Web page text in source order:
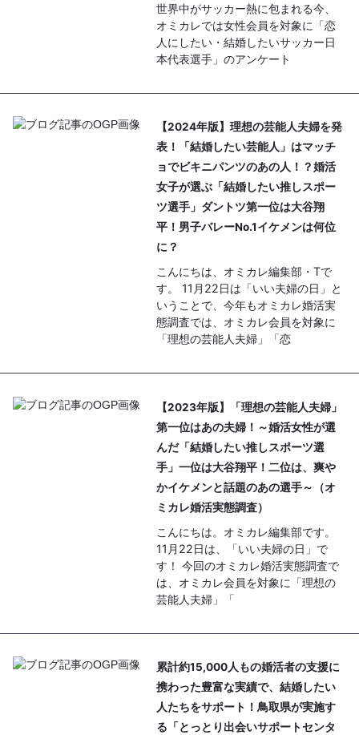
世界中がサッカー熱に包まれる今、
オミカレでは女性会員を対象に「恋
人にしたい・結婚したいサッカー日
本代表選手」のアンケート
【2024年版】理想の芸能人夫婦を発
表！「結婚したい芸能人」はマッチ
ョでビキニパンツのあの人！？婚活
女子が選ぶ「結婚したい推しスポー
ツ選手」ダントツ第一位は大谷翔
平！男子バレーNo.1イケメンは何位
に？
こんにちは、オミカレ編集部・Tで
す。 11月22日は「いい夫婦の日」と
いうことで、今年もオミカレ婚活実
態調査では、オミカレ会員を対象に
「理想の芸能人夫婦」「恋
【2023年版】「理想の芸能人夫婦」
第一位はあの夫婦！～婚活女性が選
んだ「結婚したい推しスポーツ選
手」一位は大谷翔平！二位は、爽や
かイケメンと話題のあの選手～（オ
ミカレ婚活実態調査）
こんにちは。オミカレ編集部です。
11月22日は、「いい夫婦の日」で
す！ 今回のオミカレ婚活実態調査で
は、オミカレ会員を対象に「理想の
芸能人夫婦」「
累計約15,000人もの婚活者の支援に
携わった豊富な実績で、結婚したい
人たちをサポート！鳥取県が実施す
る「とっとり出会いサポートセンタ